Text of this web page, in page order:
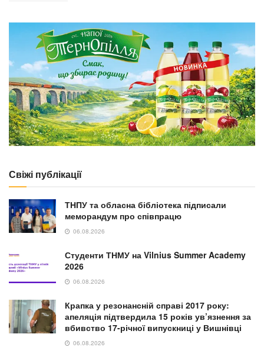
Свіжі публікації
ТНПУ та обласна бібліотека підписали
меморандум про співпрацю
06.08.2026
Студенти ТНМУ на Vilnius Summer Academy
2026
06.08.2026
Крапка у резонансній справі 2017 року:
апеляція підтвердила 15 років ув’язнення за
вбивство 17-річної випускниці у Вишнівці
06.08.2026